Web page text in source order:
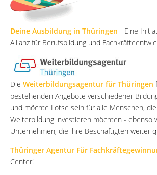
Deine Ausbildung in Thüringen - Eine
Allianz für Berufsbildung und
Die Weiterbildungsagentur für Thüringen
bestehenden Angebote verschiedener
und möchte Lotse sein für alle Menschen,
Weiterbildung investieren möchten - ebenso
Unternehmen, die ihre Beschäftigten weiter
Thüringer Agentur Für
Center!